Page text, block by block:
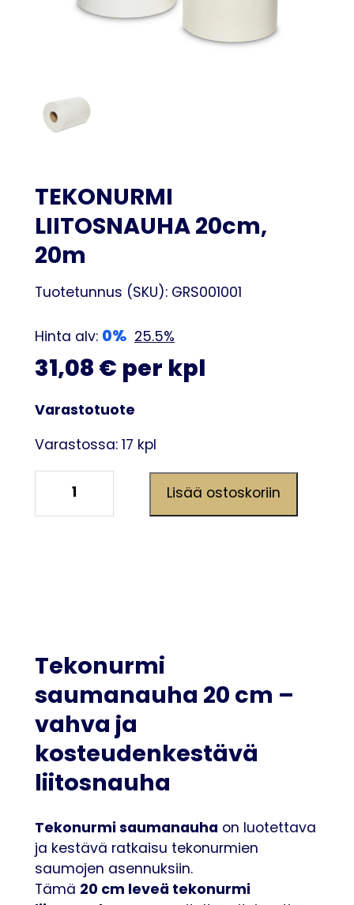
TEKONURMI
LIITOSNAUHA 20cm,
20m
Tuotetunnus (SKU): GRS001001
Hinta alv: 0% 25.5%
31,08 € per kpl
Varastotuote
Varastossa: 17 kpl
LIITOSNAUHA
20cm,
Lisää ostoskoriin
Tekonurmi
saumanauha 20 cm –
vahva ja
kosteudenkestävä
liitosnauha
Tekonurmi saumanauha on luotettava
ja kestävä ratkaisu tekonurmien
saumojen asennuksiin.
Tämä 20 cm leveä tekonurmi